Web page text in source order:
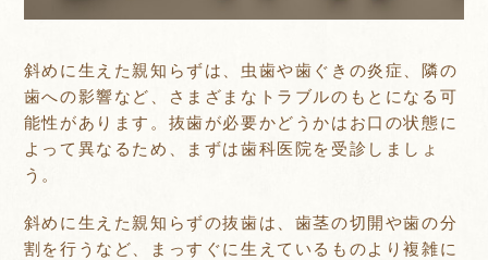
斜めに生えた親知らずは、虫歯や歯ぐきの炎症、隣の
歯への影響など、さまざまなトラブルのもとになる可
能性があります。抜歯が必要かどうかはお口の状態に
よって異なるため、まずは歯科医院を受診しましょ
う。
斜めに生えた親知らずの抜歯は、歯茎の切開や歯の分
割を行うなど、まっすぐに生えているものより複雑に